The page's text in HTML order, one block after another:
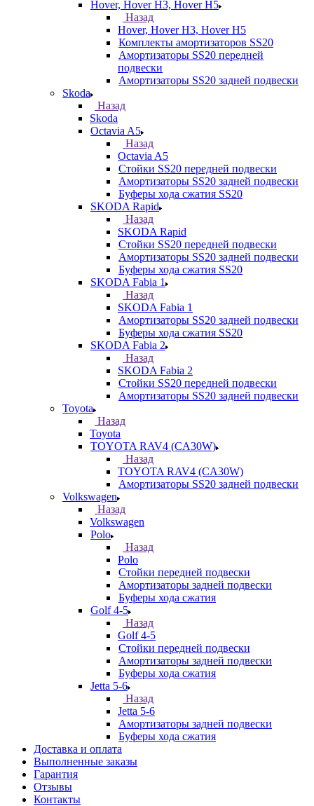
Hover, Hover H3, Hover H5
Назад
Hover, Hover H3, Hover H5
Комплекты амортизаторов SS20
Амортизаторы SS20 передней
подвески
Амортизаторы SS20 задней подвески
Skoda
Назад
Skoda
Octavia A5
Назад
Octavia A5
Стойки SS20 передней подвески
Амортизаторы SS20 задней подвески
Буферы хода сжатия SS20
SKODA Rapid
Назад
SKODA Rapid
Стойки SS20 передней подвески
Амортизаторы SS20 задней подвески
Буферы хода сжатия SS20
SKODA Fabia 1
Назад
SKODA Fabia 1
Амортизаторы SS20 задней подвески
Буферы хода сжатия SS20
SKODA Fabia 2
Назад
SKODA Fabia 2
Стойки SS20 передней подвески
Амортизаторы SS20 задней подвески
Toyota
Назад
Toyota
TOYOTA RAV4 (CA30W)
Назад
TOYOTA RAV4 (CA30W)
Амортизаторы SS20 задней подвески
Volkswagen
Назад
Volkswagen
Polo
Назад
Polo
Стойки передней подвески
Амортизаторы задней подвески
Буферы хода сжатия
Golf 4-5
Назад
Golf 4-5
Стойки передней подвески
Амортизаторы задней подвески
Буферы хода сжатия
Jetta 5-6
Назад
Jetta 5-6
Амортизаторы задней подвески
Буферы хода сжатия
Доставка и оплата
Выполненные заказы
Гарантия
Отзывы
Контакты